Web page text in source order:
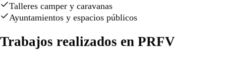
Talleres camper y caravanas
Ayuntamientos y espacios públicos
Trabajos realizados en PRFV